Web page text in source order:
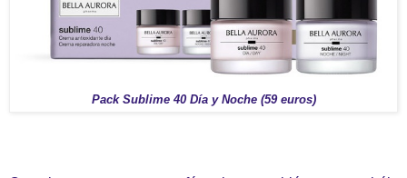
Pack Sublime 40 Día y Noche (59 euros)